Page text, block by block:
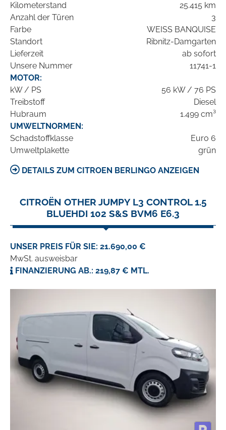
Kilometerstand
25.415 km
Anzahl der Türen
3
Farbe
WEISS BANQUISE
Standort
Ribnitz-Damgarten
Lieferzeit
ab sofort
Unsere Nummer
11741-1
MOTOR:
kW / PS
56 kW / 76 PS
Treibstoff
Diesel
Hubraum
1.499 cm³
UMWELTNORMEN:
Schadstoffklasse
Euro 6
Umweltplakette
grün
DETAILS ZUM CITROEN BERLINGO ANZEIGEN
CITROËN OTHER JUMPY L3 CONTROL 1.5
BLUEHDI 102 S&S BVM6 E6.3
UNSER PREIS FÜR SIE: 21.690,00 €
MwSt. ausweisbar
FINANZIERUNG AB.: 219,87 € MTL.